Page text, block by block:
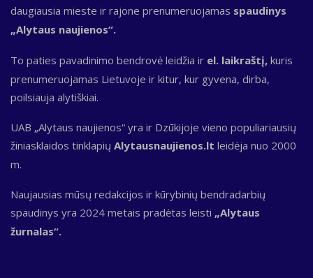
daugiausia mieste ir rajone prenumeruojamas spaudinys
„Alytaus naujienos“.
To paties pavadinimo bendrovė leidžia ir el. laikraštį, kuris
prenumeruojamas Lietuvoje ir kitur, kur gyvena, dirba,
poilsiauja alytiškiai.
UAB „Alytaus naujienos“ yra ir Dzūkijoje vieno populiariausių
žiniasklaidos tinklapių Alytausnaujienos.lt leidėja nuo 2000
m.
Naujausias mūsų redakcijos ir kūrybinių bendradarbių
spaudinys yra 2024 metais pradėtas leisti „Alytaus
žurnalas“.